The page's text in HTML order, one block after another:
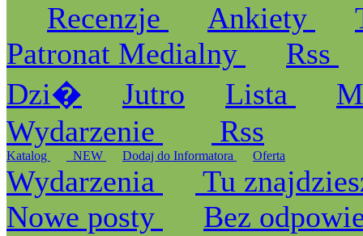
Recenzje
Ankiety
Patronat Medialny
Rss
Dzi�
Jutro Lista
Wydarzenie
Rss
Katalog _NEW Dodaj do Informatora Oferta
Wydarzenia
Tu
Nowe posty
Bez